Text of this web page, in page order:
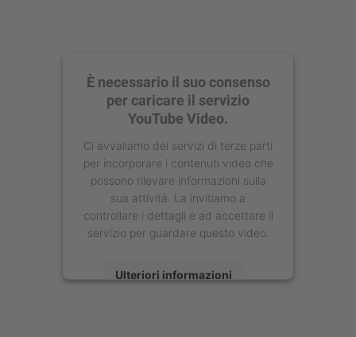
È necessario il suo consenso
per caricare il servizio
YouTube Video.
Ci avvaliamo dei servizi di terze parti
per incorporare i contenuti video che
possono rilevare informazioni sulla
sua attività. La invitiamo a
controllare i dettagli e ad accettare il
servizio per guardare questo video.
Ulteriori informazioni